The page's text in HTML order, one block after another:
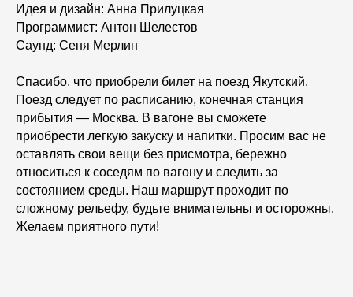
Идея и дизайн: Анна Прилуцкая
Программист: Антон Шелестов
Саунд: Сеня Мерлин
Спасибо, что приобрели билет на поезд Якутский.
Поезд следует по расписанию, конечная станция
прибытия — Москва. В вагоне вы сможете
приобрести легкую закуску и напитки. Просим вас не
оставлять свои вещи без присмотра, бережно
относиться к соседям по вагону и следить за
состоянием среды. Наш маршрут проходит по
сложному рельефу, будьте внимательны и осторожны.
Желаем приятного пути!